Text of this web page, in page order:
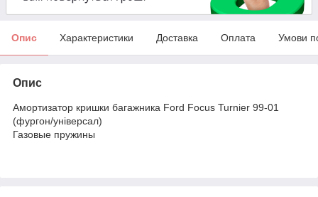
Опис Характеристики Доставка Оплата Умови
Опис
Амортизатор кришки багажника Ford Focus Turnier 99-01
(фургон/універсал)
Газовые пружины